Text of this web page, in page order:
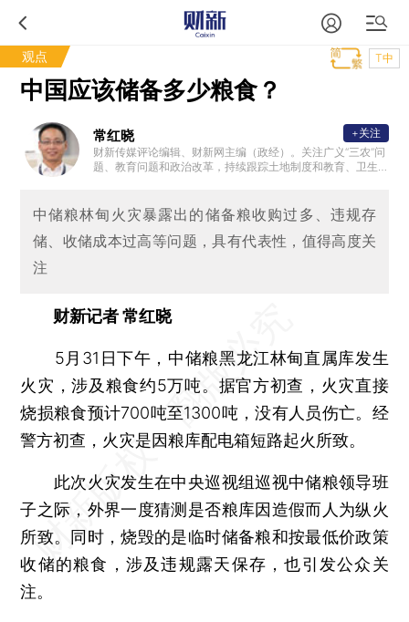
观点 T中
中国应该储备多少粮食？
常红晓
财新传媒评论编辑、财新网主编（政经）。关注广义“三农”问
题、教育问题和政治改革，持续跟踪土地制度和教育、卫生
+关注
中储粮林甸火灾暴露出的储备粮收购过多、违规存
储、收储成本过高等问题，具有代表性，值得高度关
注
财新记者 常红晓
5月31日下午，中储粮黑龙江林甸直属库发生
火灾，涉及粮食约5万吨。据官方初查，火灾直接
烧损粮食预计700吨至1300吨，没有人员伤亡。经
警方初查，火灾是因粮库配电箱短路起火所致。
此次火灾发生在中央巡视组巡视中储粮领导班
子之际，外界一度猜测是否粮库因造假而人为纵火
所致。同时，烧毁的是临时储备粮和按最低价政策
收储的粮食，涉及违规露天保存，也引发公众关
注。